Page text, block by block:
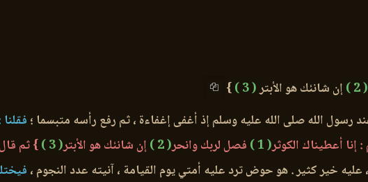
( 2 ) إن شانئك هو الأبتر( 3 )
}
رسول الله صلى الله عليه وسلم إذ أغفى إغفاءة ، ثم رفع رأسه متبسما ؛
إنا أعطيناك الكوثر( 1 ) فصل لربك وانحر( 2 ) إن شانئك هو الأبتر( 3 ) } ثم
خير كثير . هو حوض ترد عليه أمتي يوم القيامة ، آنيته عدد النجوم ،